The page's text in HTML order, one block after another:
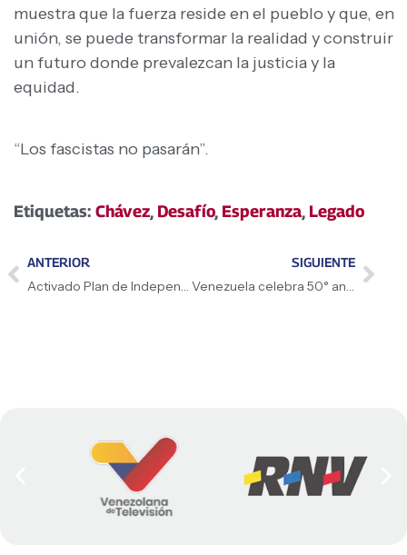
muestra que la fuerza reside en el pueblo y que, en
unión, se puede transformar la realidad y construir
un futuro donde prevalezcan la justicia y la
equidad.
“Los fascistas no pasarán”.
Etiquetas: Chávez, Desafío, Esperanza, Legado
ANTERIOR
Activado Plan de Independencia Productiva Absoluta
SIGUIENTE
Venezuela celebra 50° aniversario de la Primera Cumbre de la OPEP